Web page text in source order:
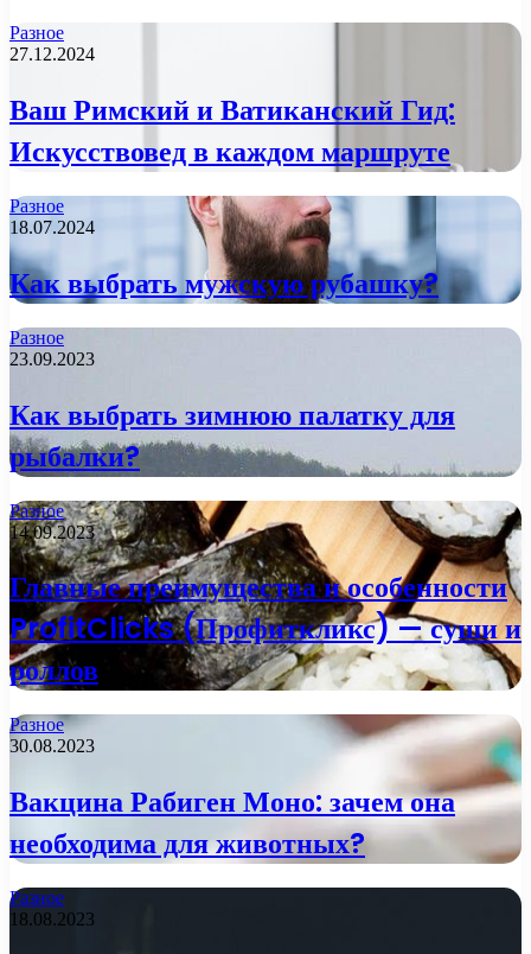
Разное
27.12.2024
Ваш Римский и Ватиканский Гид:
Искусствовед в каждом маршруте
Разное
18.07.2024
Как выбрать мужскую рубашку?
Разное
23.09.2023
Как выбрать зимнюю палатку для
рыбалки?
Разное
14.09.2023
Главные преимущества и особенности
ProfitClicks (Профиткликс) — суши и
роллов
Разное
30.08.2023
Вакцина Рабиген Моно: зачем она
необходима для животных?
Разное
18.08.2023